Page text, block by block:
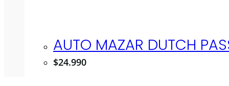
AUTO MAZAR DUTCH
$24.990